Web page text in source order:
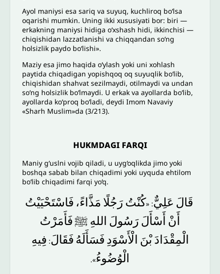
Ayol maniysi esa sariq va suyuq, kuchliroq bo‘lsa
oqarishi mumkin. Uning ikki xususiyati bor: biri —
erkakning maniysi hidiga o‘xshash hidi, ikkinchisi —
chiqishidan lazzatlanishi va chiqqandan so‘ng
holsizlik paydo bo‘lishi».
Maziy esa jimo haqida o‘ylash yoki uni xohlash
paytida chiqadigan yopishqoq oq suyuqlik bo‘lib,
chiqishidan shahvat sezilmaydi, otilmaydi va undan
so‘ng holsizlik bo‘lmaydi. U erkak va ayollarda bo‘lib,
ayollarda ko‘proq bo‘ladi, deydi Imom Navaviy
«Sharh Muslim»da (3/213).
HUKMDAGI FARQI
Maniy g‘uslni vojib qiladi, u uyg‘oqlikda jimo yoki
boshqa sabab bilan chiqadimi yoki uyquda ehtilom
bo‘lib chiqadimi farqi yo‘q.
قَالَ عَلِيٌّ: «كُنْتُرَجُلًا مَذَّاءً، فَاسْتَحْيَيْتُ
أَنْ أَسْأَلَرَسُولَ اللهِ ﷺفَأَمَرْتُ
الْمِقْدَادَ بْنَ الْأَسْوَدِ فَسَأَلَهُ فَقَالَ: فِيهِ
الْوُضُوءُ».